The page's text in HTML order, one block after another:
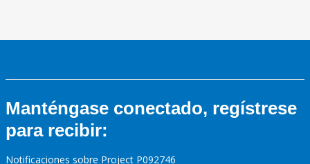
Manténgase conectado, regístrese
para recibir:
Notificaciones sobre Project P092746